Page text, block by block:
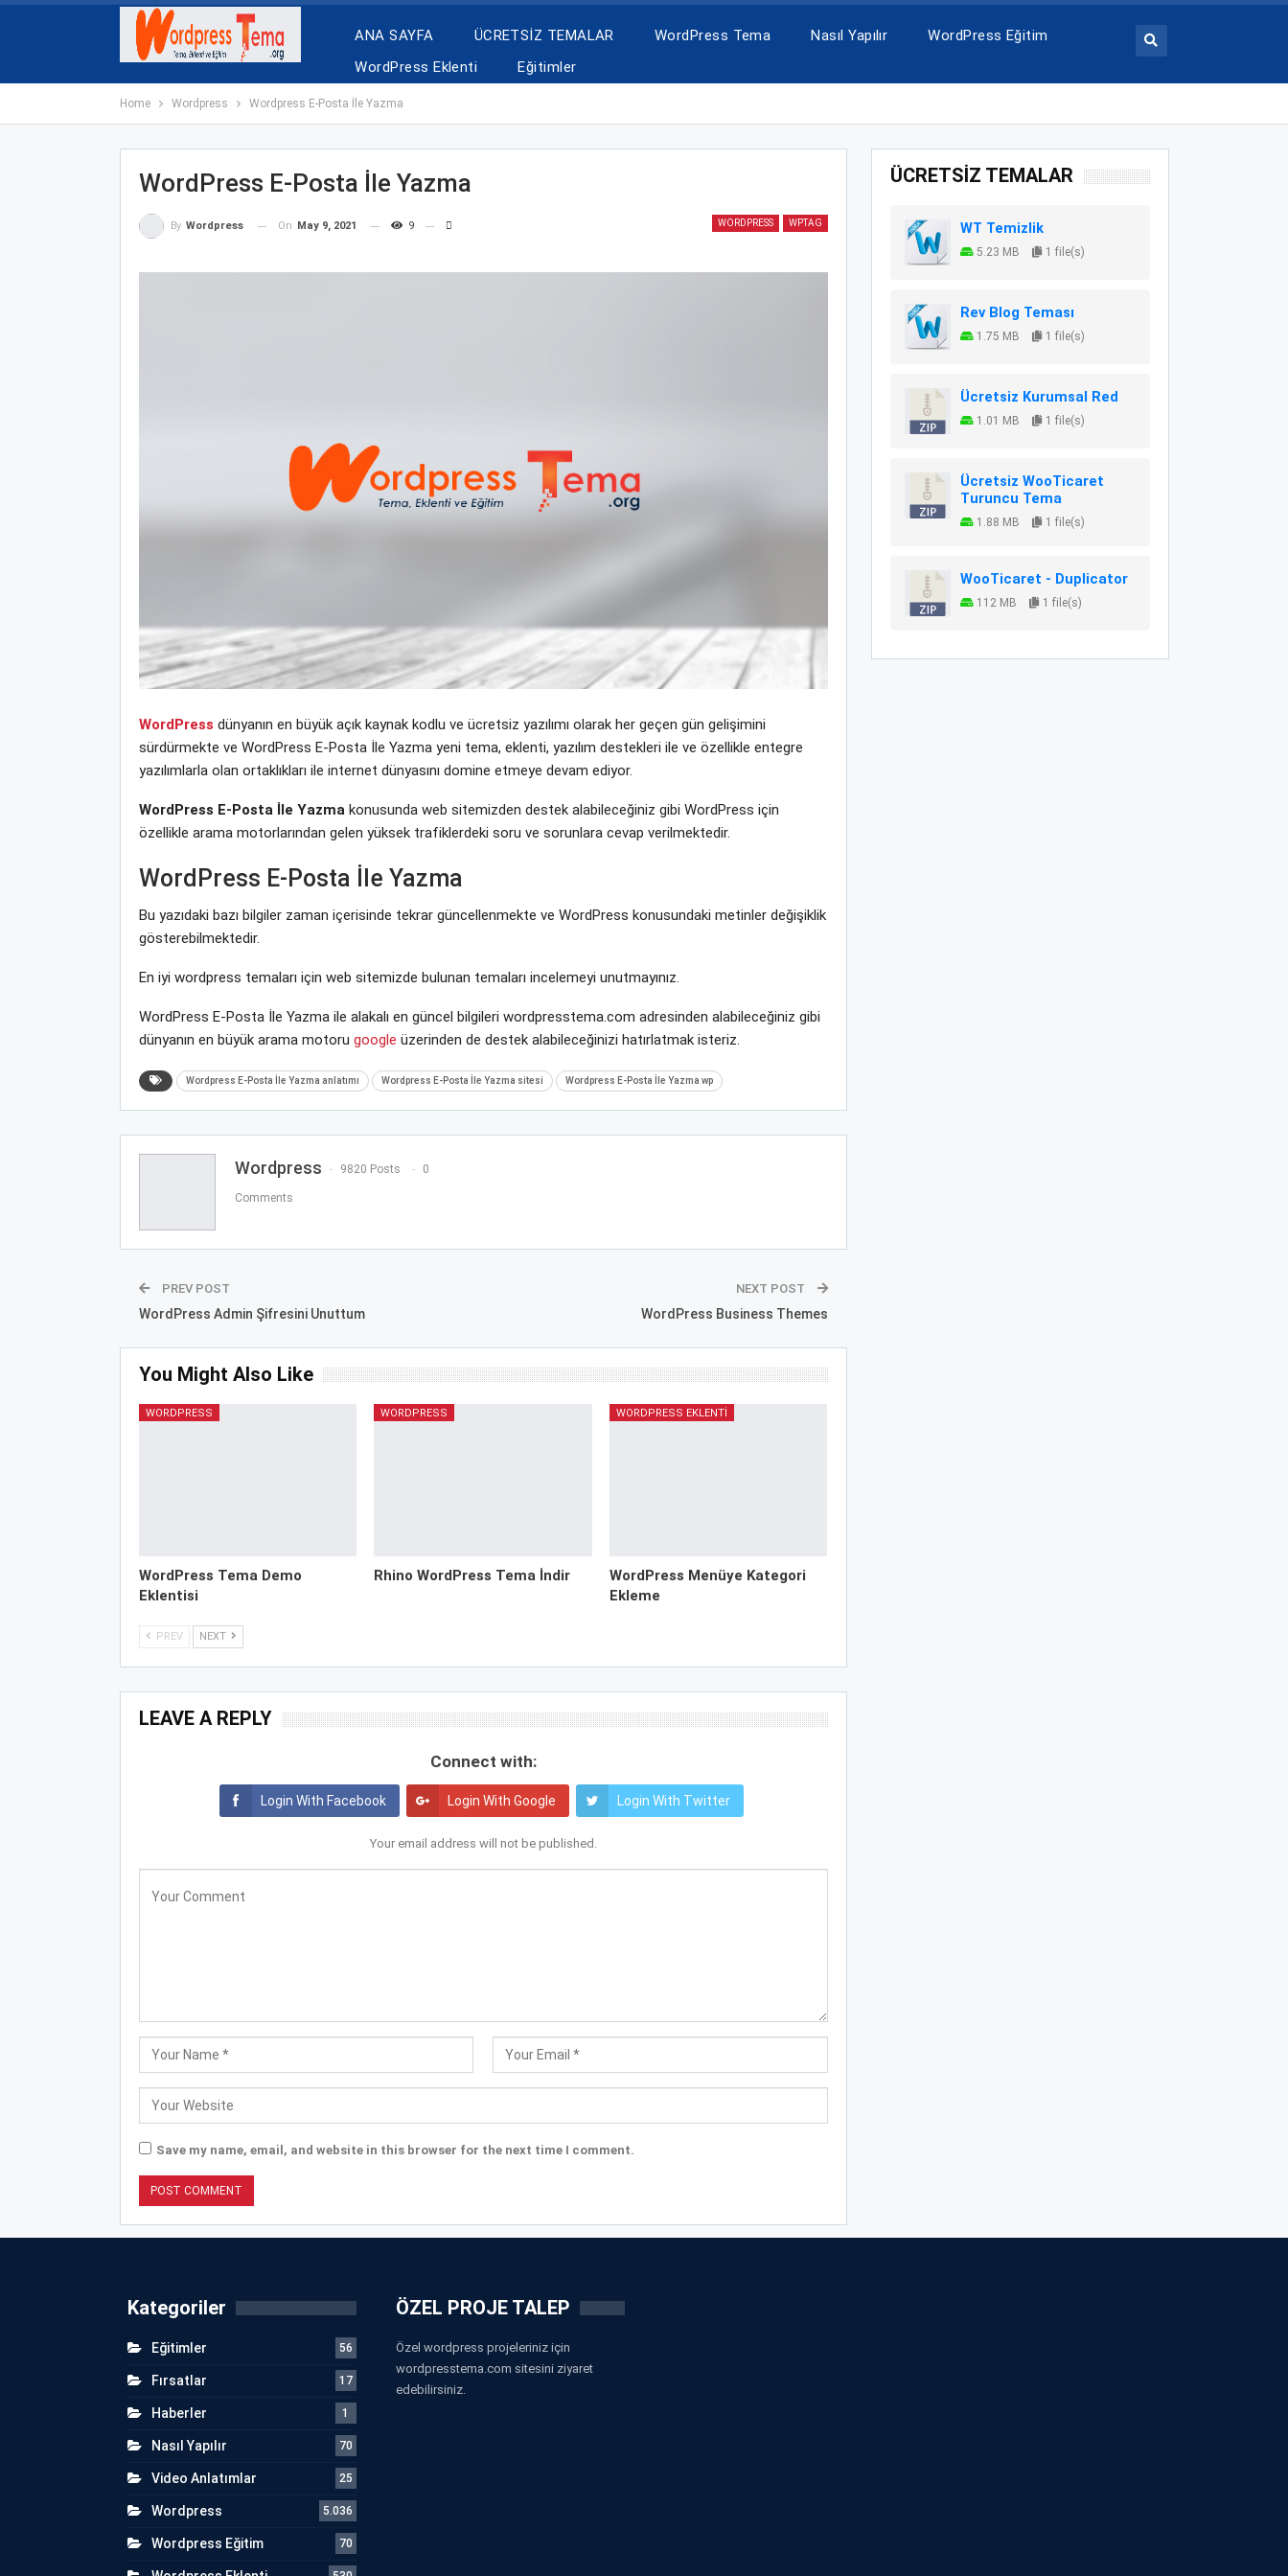
ANA SAYFA ÜCRETSİZ TEMALAR WordPress Tema Nasıl Yapılır
WordPress Eğitim
WordPress Eklenti
Eğitimler
Home Wordpress Wordpress E-Posta İle Yazma
WordPress E-Posta İle Yazma
WORDPRESS WPTAG
By Wordpress On May 9, 2021 9
WordPress dünyanın en büyük açık kaynak kodlu ve ücretsiz yazılımı olarak her geçen gün gelişimini
sürdürmekte ve WordPress E-Posta İle Yazma yeni tema, eklenti, yazılım destekleri ile ve özellikle entegre
yazılımlarla olan ortaklıkları ile internet dünyasını domine etmeye devam ediyor.
WordPress E-Posta İle Yazmakonusunda web sitemizden destek alabileceğiniz gibi WordPress için
özellikle arama motorlarından gelen yüksek trafiklerdeki soru ve sorunlara cevap verilmektedir.
WordPress E-Posta İle Yazma
Bu yazıdaki bazı bilgiler zaman içerisinde tekrar güncellenmekte ve WordPress konusundaki metinler değişiklik
gösterebilmektedir.
En iyi wordpress temaları için web sitemizde bulunan temaları incelemeyi unutmayınız.
WordPress E-Posta İle Yazma ile alakalı en güncel bilgileri wordpresstema.com adresinden alabileceğiniz gibi
dünyanın en büyük arama motoru google üzerinden de destek alabileceğinizi hatırlatmak isteriz.
Wordpress E-Posta İle Yazma anlatımı Wordpress E-Posta İle Yazma sitesi Wordpress E-Posta İle Yazma wp
Wordpress 9820 Posts 0
Comments
PREV POST
WordPress Admin Şifresini Unuttum
NEXT POST
WordPress Business Themes
You Might Also Like
WORDPRESS
WordPress Tema Demo
Eklentisi
WORDPRESS
Rhino WordPress Tema İndir
WORDPRESS EKLENTI
WordPress Menüye Kategori
Ekleme
PREV NEXT
LEAVE A REPLY
Connect with:
Login With Facebook Login With Google Login With Twitter
Your email address will not be published.
Save my name, email, and website in this browser for the next time I comment.
ÜCRETSİZ TEMALAR
WT Temizlik
5.23 MB 1 file(s)
Rev Blog Teması
1.75 MB 1 file(s)
Ücretsiz Kurumsal Red
1.01 MB 1 file(s)
Ücretsiz WooTicaret
Turuncu Tema
1.88 MB 1 file(s)
WooTicaret - Duplicator
112 MB 1 file(s)
Kategoriler
Eğitimler 56
Fırsatlar 17
Haberler 1
Nasıl Yapılır 70
Video Anlatımlar 25
Wordpress 5.036
Wordpress Eğitim 70
ÖZEL PROJE TALEP
Özel wordpress projeleriniz için
wordpresstema.com sitesini ziyaret
edebilirsiniz.